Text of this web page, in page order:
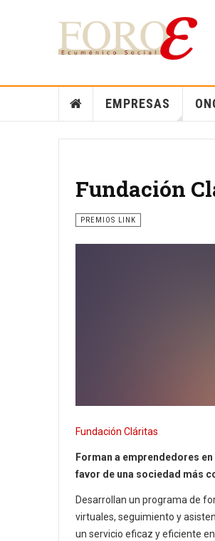
EMPRESAS
Fundación
PREMIOS LINK
Fundación Cláritas
Forman a emprendedores
favor de una sociedad más
Desarrollan un programa de
virtuales, seguimiento y
un servicio eficaz y eficiente